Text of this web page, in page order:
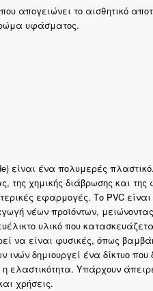
απογειώνει το αισθητικό
υφάσματος.
είναι ένα πολυμερές
χημικής διάβρωσης και της
εφαρμογές. Το PVC
νέων προϊόντων,
υλικό που
να είναι φυσικές, όπως
δημιουργεί ένα δίκτυο που
ελαστικότητα. Υπάρχουν
χρήσεις.